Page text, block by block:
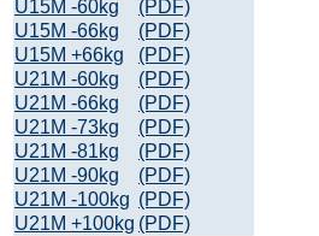
U15M -60kg
(PDF)
U15M -66kg
(PDF)
U15M +66kg
(PDF)
U21M -60kg
(PDF)
U21M -66kg
(PDF)
U21M -73kg
(PDF)
U21M -81kg
(PDF)
U21M -90kg
(PDF)
U21M -100kg (PDF)
U21M +100kg (PDF)